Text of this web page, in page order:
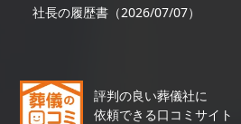
社長の履歴書（2026/07/07）
評判の良い葬儀社に
依頼できる口コミサイト